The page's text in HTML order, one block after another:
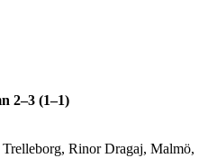
2–3 (1–1)
Rinor Dragaj, Malmö,